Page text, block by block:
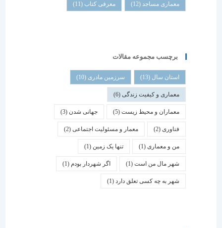
معماری مساجد (12) معرفی کتاب (11)
برچسب مجموعه مقالات
استان سال(13) سرزمین مادری(10)
معماری و کیفیت زندگی(6)
معماران و محیط زیست(5) جهانی شدن(3)
معمار و مسئولیت اجتماعی(2)
من و معماری (1) تنها یک زمین(1)
شهر مال من است(1) اگر شهردار بودم(1)
شهر به چه کسی تعلق دارد (1)